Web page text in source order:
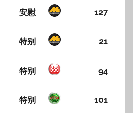
安慰 127
特别 21
特别 94
特别 101